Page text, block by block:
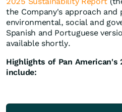
the Company's approach and
environmental, social and
Spanish and Portuguese
available shortly.
Highlights of Pan American's
include: